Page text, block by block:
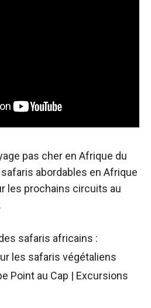
pas cher en Afrique du
abordables en Afrique
les prochains circuits au
safaris africains :
les safaris végétaliens
Point au Cap | Excursions